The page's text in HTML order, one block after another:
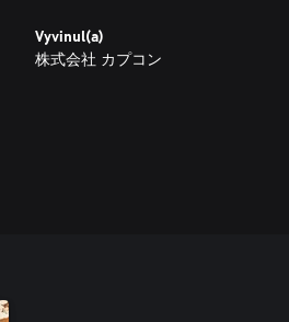
Vyvinul(a)
株式会社 カプコン